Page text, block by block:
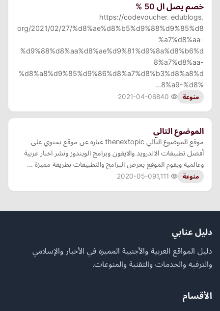
خصم يصل ال 50 %
https://codevoucher. edublogs.
org/2021/02/27/%d8%ae%d8%b5%d9%88%d9%85%d8
%a7%d8%aa-
%d9%88%d8%aa%d8%ae%d9%81%d9%8a%d8%b6%d
8%a7%d8%aa-
%d8%a8%d9%85%d9%86%d8%a7%d8%b3%d8%a8%d
8%a9-%d8%…
منوعة 2021-04-06
الموضوع التالي
موقع الموضوع التالي thenextopic عباره عن موقع يحتوي على
أفضل تطبيقات الاندرويد والايفون وبرامج الويندوز ونشر اخبار عربية
وعالمية ويقوم الموقع بعرض البرامج والتطبيقات بطريقة مميزة …
منوعة 2020-05-09
دليل عنابي
دليل المواقع العربية والأجنبية المميزة في الأخبار والإسلامي
والترفيه والخدمات والتقنية والمنوعات.
الأقسام